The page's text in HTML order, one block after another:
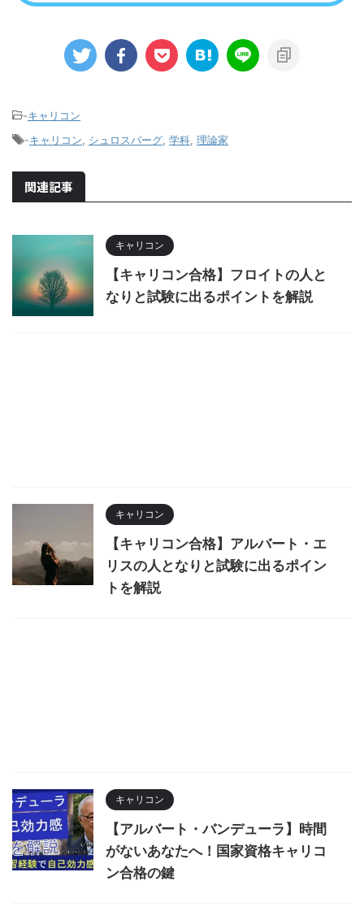
-キャリコン
-キャリコン シュロスバーグ 学科 理論家
関連記事
キャリコン
【キャリコン合格】フロイトの人と
なりと試験に出るポイントを解説
キャリコン
【キャリコン合格】アルバート・エ
リスの人となりと試験に出るポイン
トを解説
キャリコン
【アルバート・バンデューラ】時間
がないあなたへ！国家資格キャリコ
ン合格の鍵